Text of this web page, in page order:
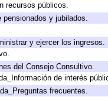
recursos públicos.
y jubilados.
y ejercer los ingresos.
del Consejo Consultivo.
de interés
frecuentes.